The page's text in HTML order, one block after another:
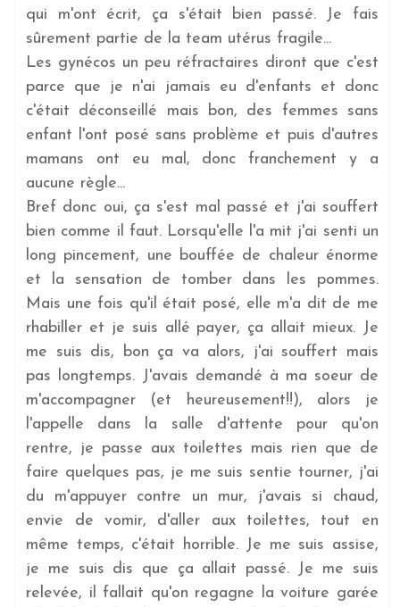
qui m'ont écrit, ça s'était bien passé. Je fais
sûrement partie de la team utérus fragile...
Les gynécos un peu réfractaires diront que c'est
parce que je n'ai jamais eu d'enfants et donc
c'était déconseillé mais bon, des femmes sans
enfant l'ont posé sans problème et puis d'autres
mamans ont eu mal, donc franchement y a
aucune règle...
Bref donc oui, ça s'est mal passé et j'ai souffert
bien comme il faut. Lorsqu'elle l'a mit j'ai senti un
long pincement, une bouffée de chaleur énorme
et la sensation de tomber dans les pommes.
Mais une fois qu'il était posé, elle m'a dit de me
rhabiller et je suis allé payer, ça allait mieux. Je
me suis dis, bon ça va alors, j'ai souffert mais
pas longtemps. J'avais demandé à ma soeur de
m'accompagner (et heureusement!!), alors je
l'appelle dans la salle d'attente pour qu'on
rentre, je passe aux toilettes mais rien que de
faire quelques pas, je me suis sentie tourner, j'ai
du m'appuyer contre un mur, j'avais si chaud,
envie de vomir, d'aller aux toilettes, tout en
même temps, c'était horrible. Je me suis assise,
je me suis dis que ça allait passé. Je me suis
relevée, il fallait qu'on regagne la voiture garée